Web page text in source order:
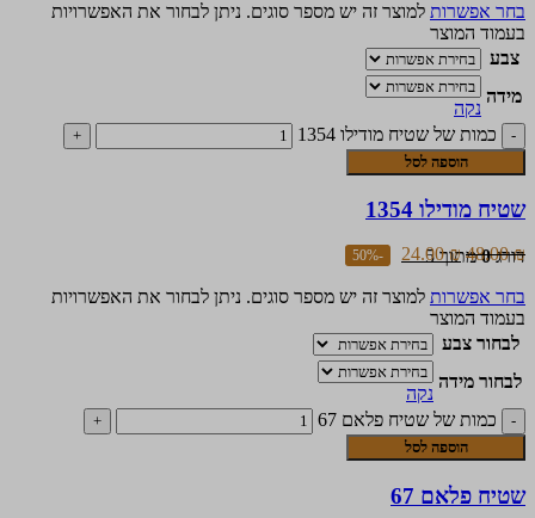
בחר אפשרות למוצר זה יש מספר סוגים. ניתן לבחור את האפשרויות
בעמוד המוצר
צבע
מידה
נקה
כמות של שטיח מודילו 1354
הוספה לסל
שטיח מודילו 1354
דורג0מתוך 548.00₪
24.00₪
-50%
בחר אפשרות למוצר זה יש מספר סוגים. ניתן לבחור את האפשרויות
בעמוד המוצר
לבחור צבע
לבחור מידה
נקה
כמות של שטיח פלאם 67
הוספה לסל
שטיח פלאם 67